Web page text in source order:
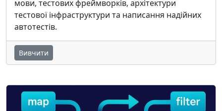
мови, тестових фреймворків, архітектури
тестової інфраструктури та написання надійних
автотестів.
Вивчити